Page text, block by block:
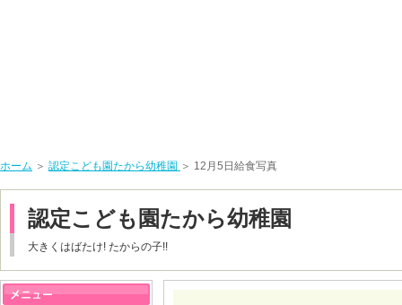
ホーム ＞ 認定こども園たから幼稚園 ＞ 12月5日給食写真
認定こども園たから幼稚園
大きくはばたけ! たからの子!!